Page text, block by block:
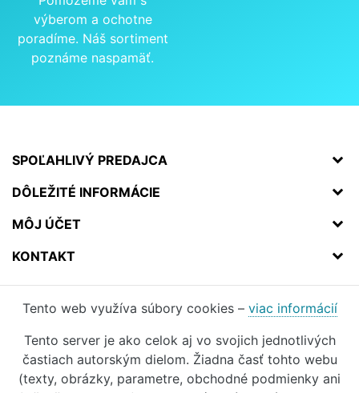
výberom a ochotne
poradíme. Náš sortiment
poznáme naspamäť.
SPOĽAHLIVÝ PREDAJCA
DÔLEŽITÉ INFORMÁCIE
MÔJ ÚČET
KONTAKT
Tento web využíva súbory cookies – viac informácií
Tento server je ako celok aj vo svojich jednotlivých
častiach autorským dielom. Žiadna časť tohto webu
(texty, obrázky, parametre, obchodné podmienky ani